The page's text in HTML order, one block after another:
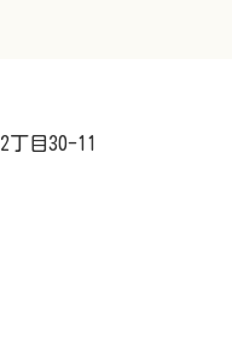
目30-11